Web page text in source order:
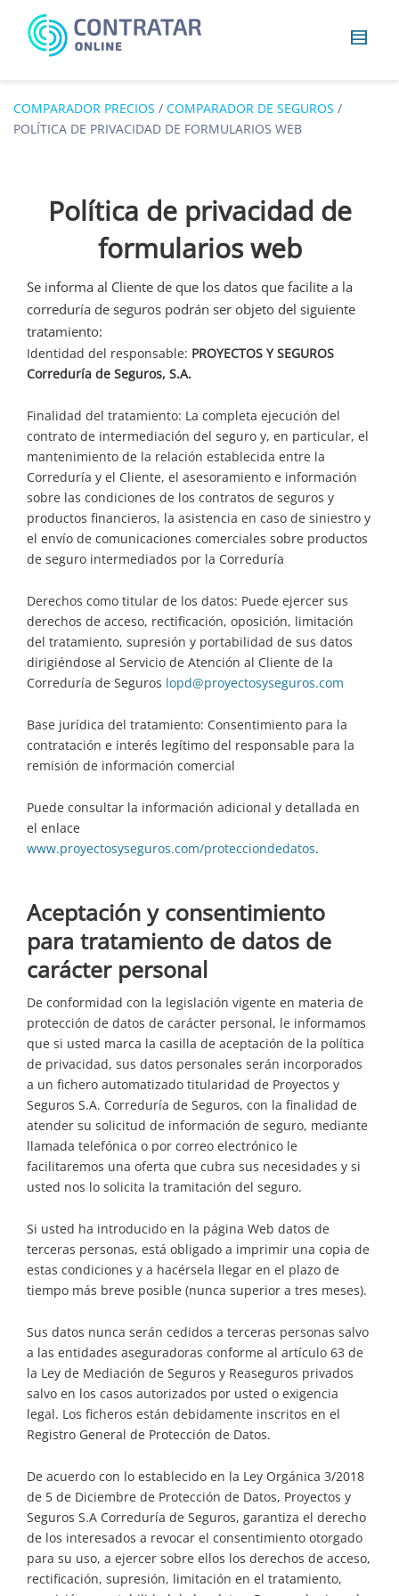
Busca
COMPARADOR PRECIOS / COMPARADOR DE SEGUROS /
POLÍTICA DE PRIVACIDAD DE FORMULARIOS WEB
Política de privacidad de
formularios web
Se informa al Cliente de que los datos que facilite a la
correduría de seguros podrán ser objeto del siguiente
tratamiento:
Identidad del responsable: PROYECTOS Y SEGUROS
Correduría de Seguros, S.A.
Finalidad del tratamiento: La completa ejecución del
contrato de intermediación del seguro y, en particular, el
mantenimiento de la relación establecida entre la
Correduría y el Cliente, el asesoramiento e información
sobre las condiciones de los contratos de seguros y
productos financieros, la asistencia en caso de siniestro y
el envío de comunicaciones comerciales sobre productos
de seguro intermediados por la Correduría
Derechos como titular de los datos: Puede ejercer sus
derechos de acceso, rectificación, oposición, limitación
del tratamiento, supresión y portabilidad de sus datos
dirigiéndose al Servicio de Atención al Cliente de la
Correduría de Seguros lopd@proyectosyseguros.com
Base jurídica del tratamiento: Consentimiento para la
contratación e interés legítimo del responsable para la
remisión de información comercial
Puede consultar la información adicional y detallada en
el enlace
www.proyectosyseguros.com/protecciondedatos.
Aceptación y consentimiento
para tratamiento de datos de
carácter personal
De conformidad con la legislación vigente en materia de
protección de datos de carácter personal, le informamos
que si usted marca la casilla de aceptación de la política
de privacidad, sus datos personales serán incorporados
a un fichero automatizado titularidad de Proyectos y
Seguros S.A. Correduría de Seguros, con la finalidad de
atender su solicitud de información de seguro, mediante
llamada telefónica o por correo electrónico le
facilitaremos una oferta que cubra sus necesidades y si
usted nos lo solicita la tramitación del seguro.
Si usted ha introducido en la página Web datos de
terceras personas, está obligado a imprimir una copia de
estas condiciones y a hacérsela llegar en el plazo de
tiempo más breve posible (nunca superior a tres meses).
Sus datos nunca serán cedidos a terceras personas salvo
a las entidades aseguradoras conforme al artículo 63 de
la Ley de Mediación de Seguros y Reaseguros privados
salvo en los casos autorizados por usted o exigencia
legal. Los ficheros están debidamente inscritos en el
Registro General de Protección de Datos.
De acuerdo con lo establecido en la Ley Orgánica 3/2018
de 5 de Diciembre de Protección de Datos, Proyectos y
Seguros S.A Correduría de Seguros, garantiza el derecho
de los interesados a revocar el consentimiento otorgado
para su uso, a ejercer sobre ellos los derechos de acceso,
rectificación, supresión, limitación en el tratamiento,